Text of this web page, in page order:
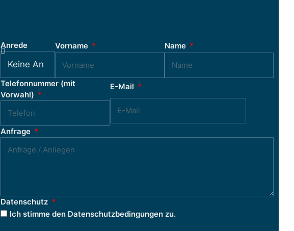
Anrede Vorname Name
Telefonnummer (mit
Vorwahl)
E-Mail
Anfrage
Datenschutz
Ich stimme den Datenschutzbedingungen zu.